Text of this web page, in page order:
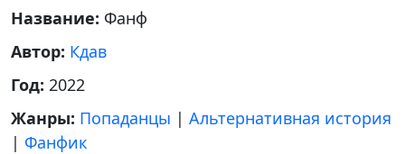
Название: Фанф
Автор: Кдав
Год: 2022
Жанры: Попаданцы | Альтернативная история
| Фанфик